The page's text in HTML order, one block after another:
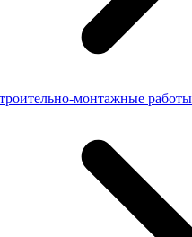
монтажные работы